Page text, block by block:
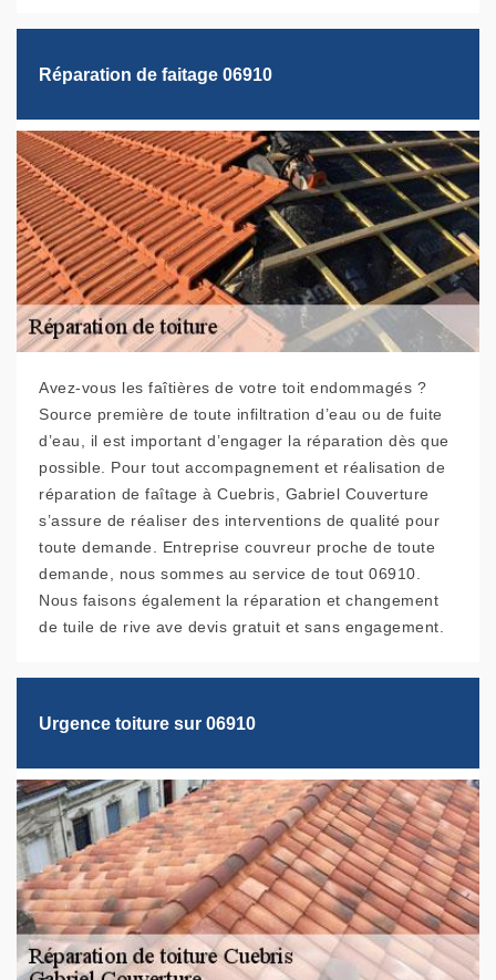
Réparation de faitage 06910
Avez-vous les faîtières de votre toit endommagés ?
Source première de toute infiltration d’eau ou de fuite
d’eau, il est important d’engager la réparation dès que
possible. Pour tout accompagnement et réalisation de
réparation de faîtage à Cuebris, Gabriel Couverture
s’assure de réaliser des interventions de qualité pour
toute demande. Entreprise couvreur proche de toute
demande, nous sommes au service de tout 06910.
Nous faisons également la réparation et changement
de tuile de rive ave devis gratuit et sans engagement.
Urgence toiture sur 06910